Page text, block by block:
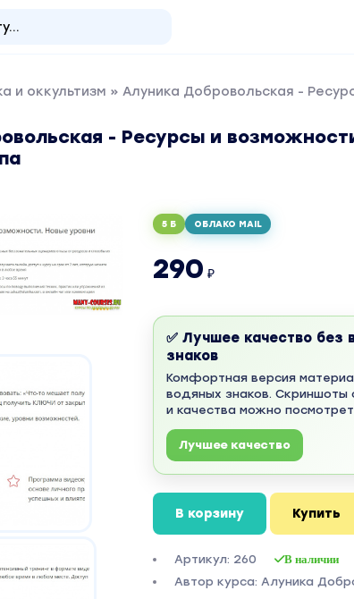
и оккультизм » Алуника Добровольская -
- Ресурсы и
5 Б ОБЛАКО MAIL
290 ₽
✅ Лучшее качество без
знаков
Комфортная версия
водяных знаков. Скриншоты
и качества можно
Лучшее качество
В корзину Купить
Артикул: 260 В наличии
Автор курса: Алуника